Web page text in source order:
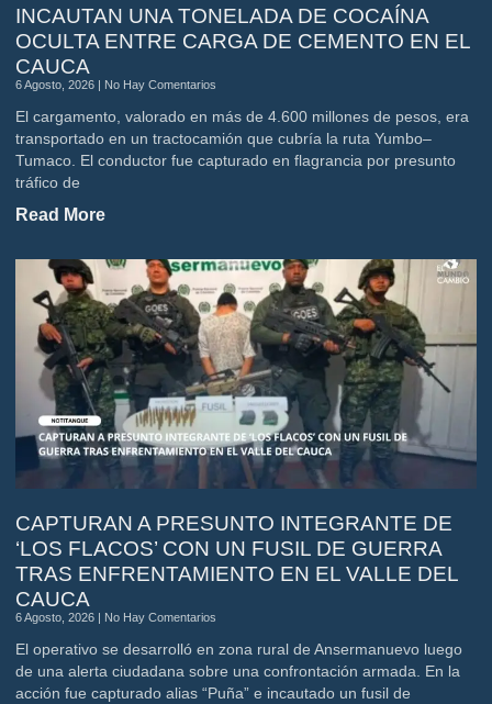
INCAUTAN UNA TONELADA DE COCAÍNA
OCULTA ENTRE CARGA DE CEMENTO EN EL
CAUCA
6 Agosto, 2026 No Hay Comentarios
El cargamento, valorado en más de 4.600 millones de pesos, era
transportado en un tractocamión que cubría la ruta Yumbo–
Tumaco. El conductor fue capturado en flagrancia por presunto
tráfico de
Read More
CAPTURAN A PRESUNTO INTEGRANTE DE
‘LOS FLACOS’ CON UN FUSIL DE GUERRA
TRAS ENFRENTAMIENTO EN EL VALLE DEL
CAUCA
6 Agosto, 2026 No Hay Comentarios
El operativo se desarrolló en zona rural de Ansermanuevo luego
de una alerta ciudadana sobre una confrontación armada. En la
acción fue capturado alias “Puña” e incautado un fusil de